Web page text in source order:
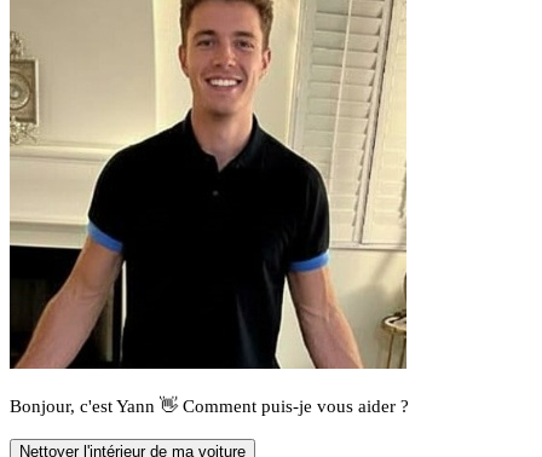
Bonjour, c'est Yann 👋 Comment puis-je vous aider ?
Nettoyer l'intérieur de ma voiture